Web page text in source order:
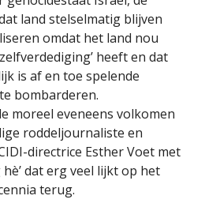
land stelselmatig blijven
omdat het land nou
heeft en dat
is af en toe spelende
bombarderen.
moreel eveneens volkomen
roddeljournaliste en
directrice Esther Voet met
dat erg veel lijkt op het
terug.